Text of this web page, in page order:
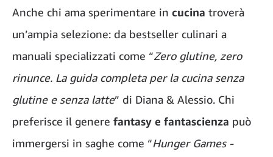
Anche chi ama sperimentare in cucina troverà
un’ampia selezione: da bestseller culinari a
manuali specializzati come “Zero glutine, zero
rinunce. La guida completa per la cucina senza
glutine e senza latte” di Diana & Alessio. Chi
preferisce il genere fantasy e fantascienza può
immergersi in saghe come “Hunger Games -